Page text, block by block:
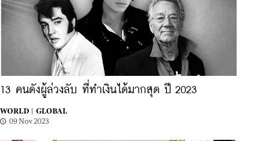
13 คนดังผู้ล่วงลับ ที่ทำเงินได้มากสุด ปี 2023
WORLD |
GLOBAL
09 Nov 2023